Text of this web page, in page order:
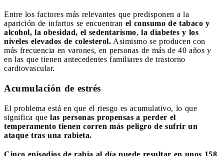
Entre los factores más relevantes que predisponen a la
aparición de infartos se encuentran el consumo de tabaco y
alcohol, la obesidad, el sedentarismo, la diabetes y los
niveles elevados de colesterol. Asimismo se producen con
más frecuencia en varones, en personas de más de 40 años y
en las que tienen antecedentes familiares de trastorno
cardiovascular.
Acumulación de estrés
El problema está en que el riesgo es acumulativo, lo que
significa que las personas propensas a perder el
temperamento tienen corren más peligro de sufrir un
ataque tras una rabieta.
Cinco episodios de rabia al día puede resultar en unos 158